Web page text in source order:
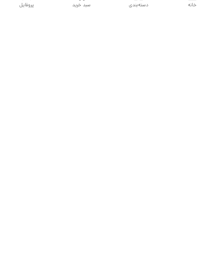
پروفایل سبد خرید دسته‌بندی خانه